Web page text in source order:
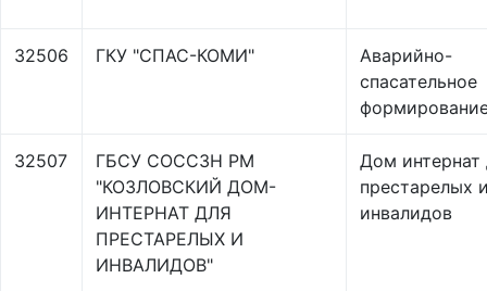
32506 ГКУ "СПАС-КОМИ"
Аварийно-
спасательное
32507
ГБСУ СОССЗН РМ
"КОЗЛОВСКИЙ ДОМ-
ИНТЕРНАТ ДЛЯ
ПРЕСТАРЕЛЫХ И
ИНВАЛИДОВ"
Дом интернат
престарелых
инвалидов